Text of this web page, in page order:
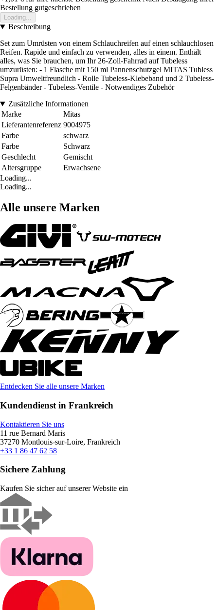
Bestellung gutgeschrieben
Loading...
Beschreibung
Set zum Umrüsten von einem Schlauchreifen auf einen schlauchlosen
Reifen. Rapide und einfach zu verwenden, alles in einem. Enthält
alles, was Sie brauchen, um Ihr 26-Zoll-Fahrrad auf Tubeless
umzurüsten: - 1 Flasche mit 150 ml Pannenschutzgel MITAS Tubless
Supra Umweltfreundlich - Rolle Tubeless-Klebeband und 2 Tubeless-
Felgenbänder - Tubeless-Ventile - Notwendiges Zubehör
Zusätzliche Informationen
Marke
Mitas
Lieferantenreferenz 9004975
Farbe
schwarz
Farbe
Schwarz
Geschlecht
Gemischt
Altersgruppe
Erwachsene
Loading...
Loading...
Alle unsere Marken
Entdecken Sie alle unsere Marken
Kundendienst in Frankreich
Kontaktieren Sie uns
11 rue Bernard Maris
37270 Montlouis-sur-Loire, Frankreich
+33 1 86 47 62 58
Sichere Zahlung
Kaufen Sie sicher auf unserer Website ein